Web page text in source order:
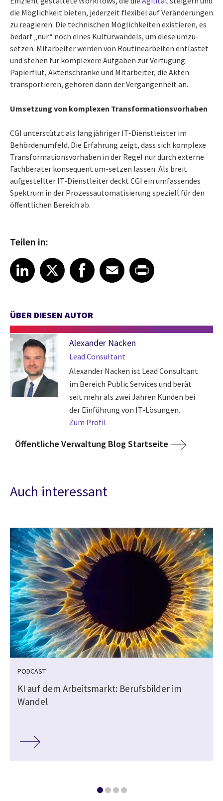
die Möglichkeit bieten, jederzeit flexibel auf Veränderungen
zu reagieren. Die technischen Möglichkeiten existieren, es
bedarf „nur“ noch eines Kulturwandels, um diese umzu-
setzen. Mitarbeiter werden von Routinearbeiten entlastet
und stehen für komplexere Aufgaben zur Verfügung.
Papierflut, Aktenschränke und Mitarbeiter, die Akten
transportieren, gehören dann der Vergangenheit an.
Umsetzung von komplexen Transformationsvorhaben
CGI unterstützt als langjähriger IT-Dienstleister im
Behördenumfeld. Die Erfahrung zeigt, dass sich komplexe
Transformationsvorhaben in der Regel nur durch externe
Fachberater konsequent um-setzen lassen. Als breit
aufgestellter IT-Dienstleiter deckt CGI ein umfassendes
Spektrum in der Prozessautomatisierung speziell für den
öffentlichen Bereich ab.
Teilen in:
Share article on LinkedIn
LinkedIn
Share article on XShare article on Facebook
Facebook
Share article on Email
EmailShare article on Print
ÜBER DIESEN AUTOR
Alexander Nacken
Lead Consultant
Alexander Nacken ist Lead Consultant
im Bereich Public Services und berät
seit mehr als zwei Jahren Kunden bei
der Einführung von IT-Lösungen.
Zum Profil
Öffentliche Verwaltung Blog Startseite
Auch interessant
PODCAST
KI auf dem Arbeitsmarkt: Berufsbilder im
Wandel